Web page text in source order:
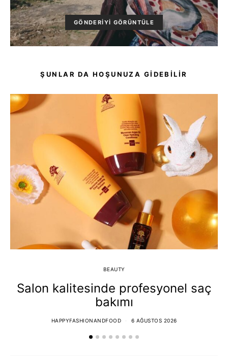
GÖNDERIYI GÖRÜNTÜLE
ŞUNLAR DA HOŞUNUZA GIDEBILIR
BEAUTY
Salon kalitesinde profesyonel saç
bakımı
HAPPYFASHIONANDFOOD 6 AĞUSTOS 2026